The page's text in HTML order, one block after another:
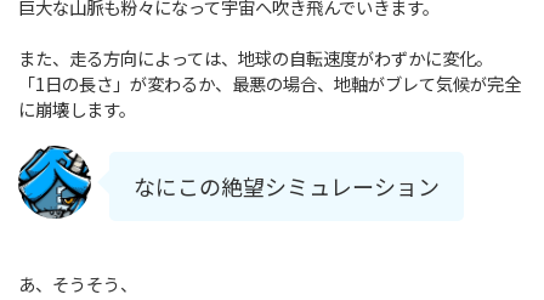
巨大な山脈も粉々になって宇宙へ吹き飛んでいきます。
また、走る方向によっては、地球の自転速度がわずかに変化。
「1日の長さ」が変わるか、最悪の場合、地軸がブレて気候が完全
に崩壊します。
なにこの絶望シミュレーション
あ、そうそう、